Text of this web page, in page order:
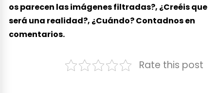
os parecen las imágenes filtradas?, ¿Creéis que
será una realidad?, ¿Cuándo? Contadnos en
comentarios.
Rate this post